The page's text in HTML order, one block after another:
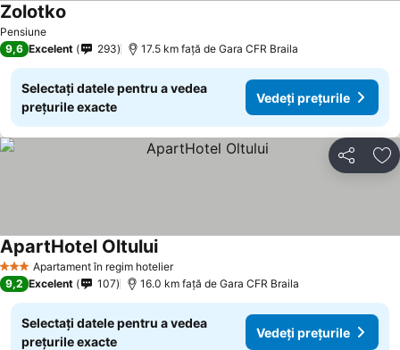
Pensiune
Zolotko
9,6 Excelent 293 17.5 km faţă de Gara CFR Braila
Selectați datele pentru a vedea
prețurile exacte
Vedeți prețurile
Distribuiți
3 SteleApartament în regim hotelier
ApartHotel Oltului
9,2 Excelent 107 16.0 km faţă de Gara CFR Braila
Selectați datele pentru a vedea
prețurile exacte
Vedeți prețurile